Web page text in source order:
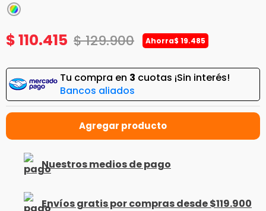
$110.415 $129.900 Ahorra$ 19.485
Tu compra en 3 cuotas ¡Sin interés!
Bancos aliados
Nuestros medios de pago
Envíos gratis por compras desde $119.900